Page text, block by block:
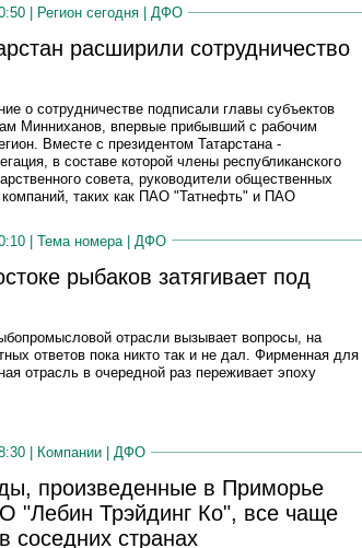
|
Регион сегодня ДФО
расширили сотрудничество
о сотрудничестве подписали главы субъектов
Минниханов, впервые прибывший с рабочим
Вместе с президентом Татарстана -
в составе которой члены республиканского
совета, руководители общественных
таких как ПАО "Татнефть" и ПАО
| Тема номера | ДФО
рыбаков затягивает под
отрасли вызывает вопросы, на
ответов пока никто так и не дал. Фирменная для
отрасль в очередной раз переживает эпоху
| Компании ДФО
произведенные в Приморье
"Лебин Трэйдинг Ко", все чаще
соседних странах